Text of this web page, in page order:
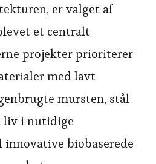
er valget af
et centralt
projekter prioriterer
med lavt
mursten, stål
liv i nutidige
biobaserede